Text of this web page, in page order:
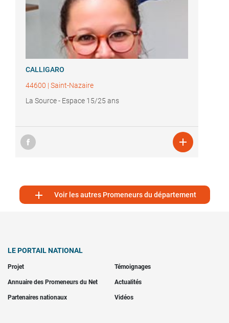
CALLIGARO
44600 | Saint-Nazaire
La Source - Espace 15/25 ans

 Voir les autres Promeneurs du département
LE PORTAIL NATIONAL
Projet Témoignages
Annuaire des Promeneurs du Net Actualités
Partenaires nationaux Vidéos